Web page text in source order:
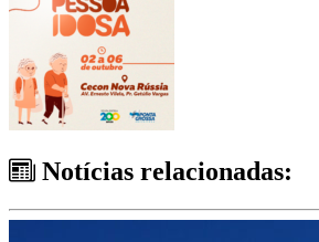
Notícias relacionadas: